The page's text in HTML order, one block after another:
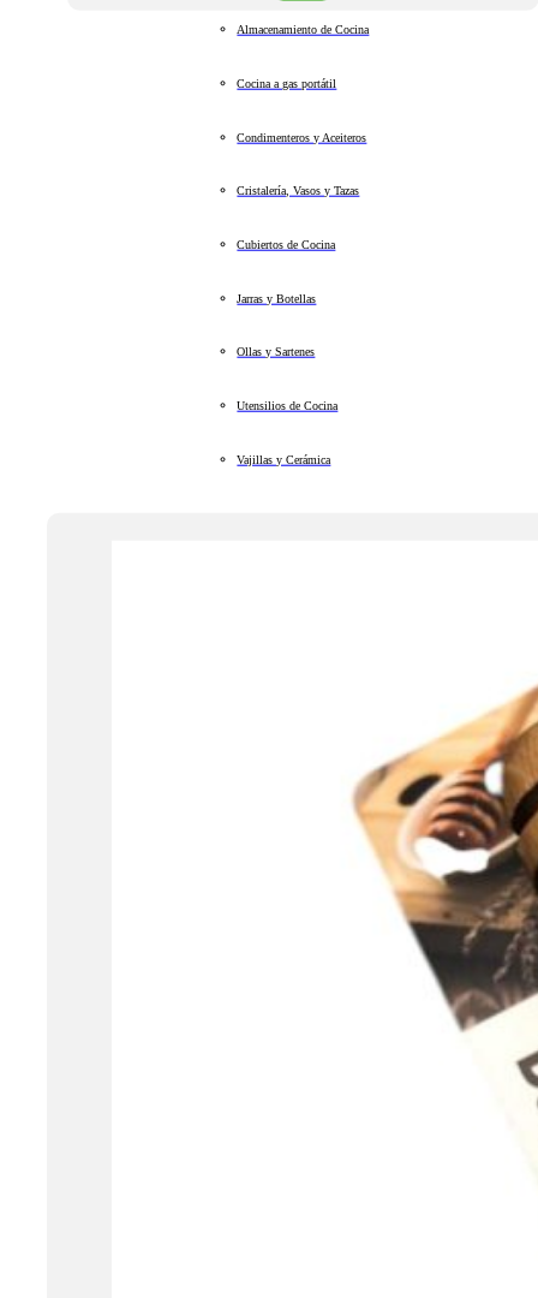
Almacenamiento de Cocina
Cocina a gas portátil
Condimenteros y Aceiteros
Cristalería, Vasos y Tazas
Cubiertos de Cocina
Jarras y Botellas
Ollas y Sartenes
Utensilios de Cocina
Vajillas y Cerámica